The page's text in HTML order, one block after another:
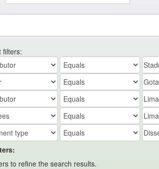
filters:
to refine the search results.